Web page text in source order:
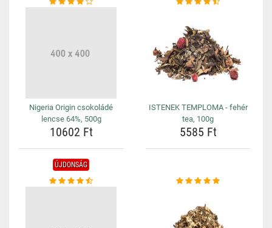
Nigeria Origin csokoládé
lencse 64%, 500g
10602 Ft
ISTENEK TEMPLOMA - fehér
tea, 100g
5585 Ft
ÚJDONSÁG